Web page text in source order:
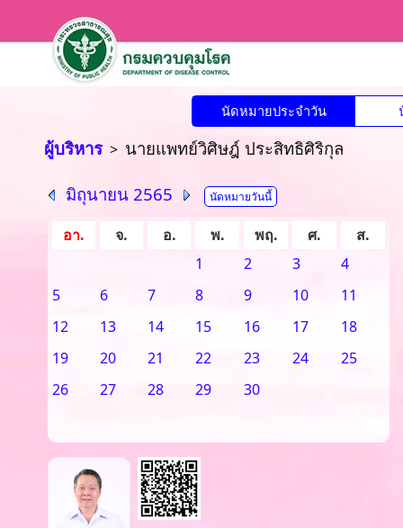
นัดหมายประจำวัน
ผู้บริหาร> นายแพทย์วิศิษฎ์ ประสิทธิศิริกุล
มิถุนายน 2565 นัดหมายวันนี้
อา. จ. อ. พ. พฤ. ศ.
ส.
1
2 3
4
5
6 7 8 9 10
11
12
13 14 15 16 17
18
19
20 21 22 23 24
25
26
27 28 29 30